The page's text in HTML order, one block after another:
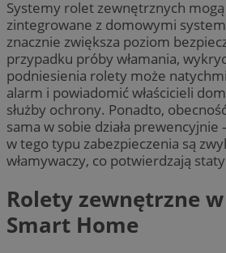
Systemy rolet zewnętrznych
zintegrowane z domowymi
znacznie zwiększa poziom
przypadku próby włamania,
podniesienia rolety może
alarm i powiadomić właścicieli
służby ochrony. Ponadto,
sama w sobie działa
w tego typu zabezpieczenia są
włamywaczy, co potwierdzają
Rolety zewnętrzne
Smart Home